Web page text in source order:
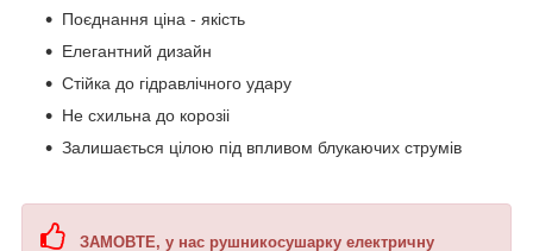
Поєднання ціна - якість
Елегантний дизайн
Стійка до гідравлічного удару
Не схильна до корозіі
Залишається цілою під впливом блукаючих струмів
ЗАМОВТЕ, у нас рушникосушарку електричну